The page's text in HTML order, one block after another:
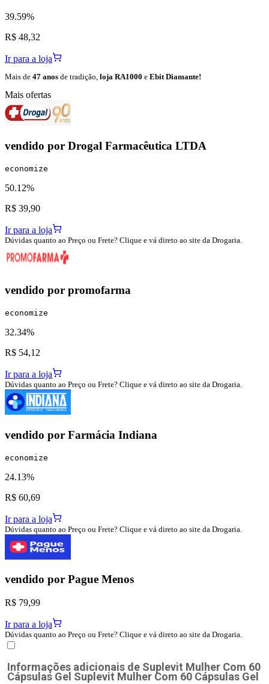
39.59%
R$ 48,32
Ir para a loja
Mais de 47 anos de tradição, loja RA1000 e Ebit Diamante!
Mais ofertas
vendido por Drogal Farmacêutica LTDA
economize
50.12%
R$ 39,90
Ir para a loja
Dúvidas quanto ao Preço ou Frete? Clique e vá direto ao site da Drogaria.
vendido por promofarma
economize
32.34%
R$ 54,12
Ir para a loja
Dúvidas quanto ao Preço ou Frete? Clique e vá direto ao site da Drogaria.
vendido por Farmácia Indiana
economize
24.13%
R$ 60,69
Ir para a loja
Dúvidas quanto ao Preço ou Frete? Clique e vá direto ao site da Drogaria.
vendido por Pague Menos
R$ 79,99
Ir para a loja
Dúvidas quanto ao Preço ou Frete? Clique e vá direto ao site da Drogaria.
Informações adicionais de Suplevit Mulher Com 60
Cápsulas Gel Suplevit Mulher Com 60 Cápsulas Gel